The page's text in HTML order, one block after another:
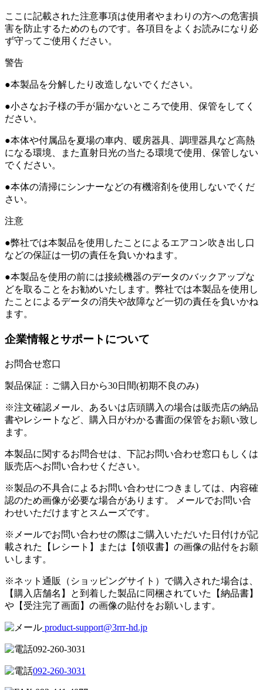
ここに記載された注意事項は使用者やまわりの方への危害損
害を防止するためのものです。各項目をよくお読みになり必
ず守ってご使用ください。
警告
●本製品を分解したり改造しないでください。
●小さなお子様の手が届かないところで使用、保管をしてく
ださい。
●本体や付属品を夏場の車内、暖房器具、調理器具など高熱
になる環境、また直射日光の当たる環境で使用、保管しない
でください。
●本体の清掃にシンナーなどの有機溶剤を使用しないでくだ
さい。
注意
●弊社では本製品を使用したことによるエアコン吹き出し口
などの保証は一切の責任を負いかねます。
●本製品を使用の前には接続機器のデータのバックアップな
どを取ることをお勧めいたします。弊社では本製品を使用し
たことによるデータの消失や故障など一切の責任を負いかね
ます。
企業情報とサポートについて
お問合せ窓口
製品保証：ご購入日から30日間(初期不良のみ)
※注文確認メール、あるいは店頭購入の場合は販売店の納品
書やレシートなど、購入日がわかる書面の保管をお願い致し
ます。
本製品に関するお問合せは、下記お問い合わせ窓口もしくは
販売店へお問い合わせください。
※製品の不具合によるお問い合わせにつきましては、内容確
認のため画像が必要な場合があります。 メールでお問い合
わせいただけますとスムーズです。
※メールでお問い合わせの際はご購入いただいた日付けが記
載された【レシート】または【領収書】の画像の貼付をお願
いします。
※ネット通販（ショッピングサイト）で購入された場合は、
【購入店舗名】と到着した製品に同梱されていた【納品書】
や【受注完了画面】の画像の貼付をお願いします。
product-support@3rrr-hd.jp
092-260-3031
092-260-3031